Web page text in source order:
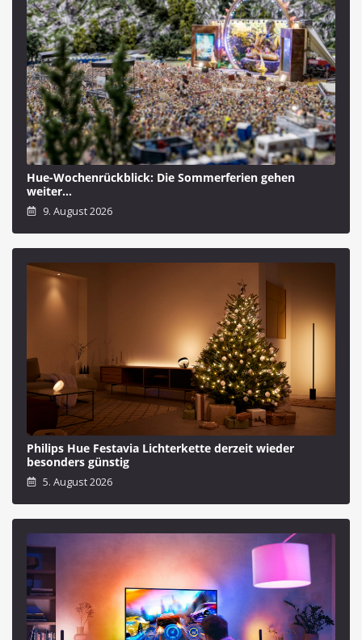
Hue-Wochenrückblick: Die Sommerferien gehen
weiter…
9. August 2026
Philips Hue Festavia Lichterkette derzeit wieder
besonders günstig
5. August 2026